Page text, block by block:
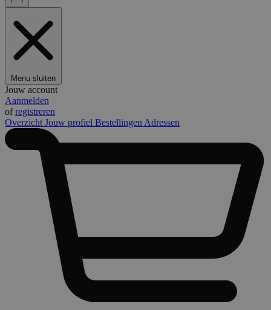
Menu sluiten
Jouw account
Aanmelden
ofregistreren
Overzicht Jouw profiel Bestellingen Adressen